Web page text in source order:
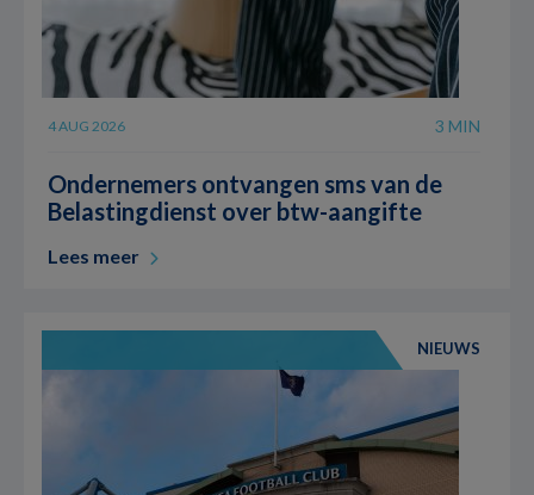
4 AUG 2026 3 MIN
Ondernemers ontvangen sms van de
Belastingdienst over btw-aangifte
Lees meer
NIEUWS